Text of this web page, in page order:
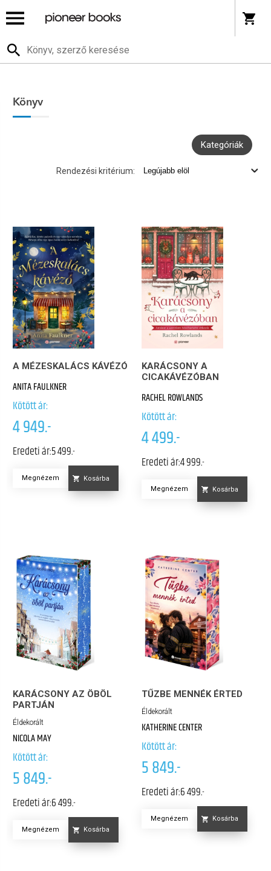
Könyv
Kategóriák
Rendezési kritérium:
A MÉZESKALÁCS KÁVÉZÓ
ANITA FAULKNER
Kötött ár:
4 949.-
Eredeti ár:5 499.-
Megnézem Kosárba
KARÁCSONY A
CICAKÁVÉZÓBAN
RACHEL ROWLANDS
Kötött ár:
4 499.-
Eredeti ár:4 999.-
Megnézem Kosárba
KARÁCSONY AZ ÖBÖL
PARTJÁN
Éldekorált
NICOLA MAY
Kötött ár:
5 849.-
Eredeti ár:6 499.-
Megnézem Kosárba
TŰZBE MENNÉK ÉRTED
Éldekorált
KATHERINE CENTER
Kötött ár:
5 849.-
Eredeti ár:6 499.-
Megnézem Kosárba